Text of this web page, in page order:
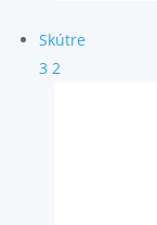
Skútre
3 2